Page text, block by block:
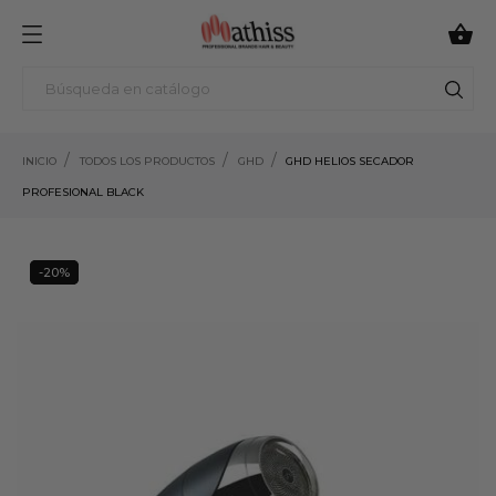

INICIO TODOS LOS PRODUCTOS GHD GHD HELIOS SECADOR
PROFESIONAL BLACK
20%
-20%